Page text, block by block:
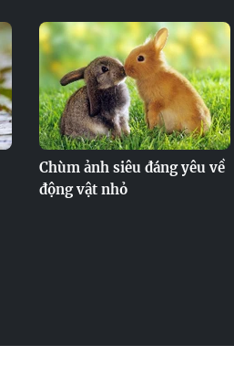
Chùm ảnh siêu đáng yêu về
động vật nhỏ